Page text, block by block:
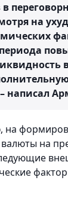
в
на
написал
на
на